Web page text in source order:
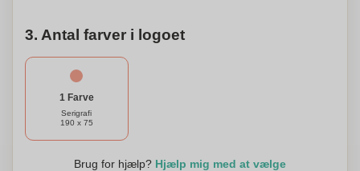
3. Antal farver i logoet
1 Farve
Serigrafi
190 x 75
Brug for hjælp? Hjælp mig med at vælge